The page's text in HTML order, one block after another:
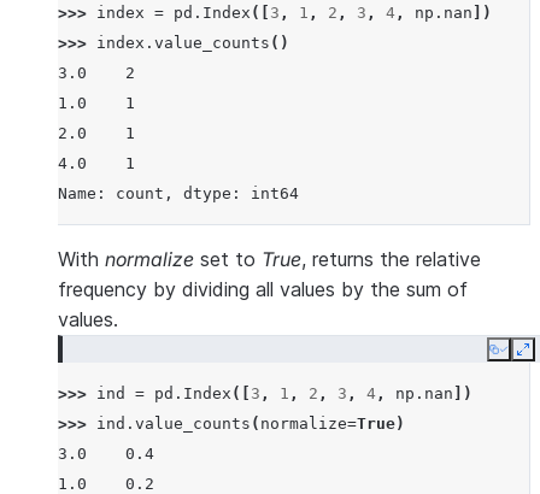
>>> index = pd . Index ([ 3 , 1 , 2 , 3 , 4 , np . nan ])
>>> index . value_counts ()
3.0    2
1.0    1
2.0    1
4.0    1
Name: count, dtype: int64
With normalize set to True, returns the relative
frequency by dividing all values by the sum of
values.
Copy
>>> ind = pd . Index ([ 3 , 1 , 2 , 3 , 4 , np . nan ])
>>> ind . value_counts ( normalize=True)
3.0    0.4
1.0    0.2